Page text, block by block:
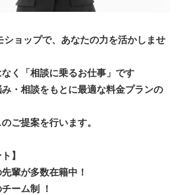
ショップで、あなたの力を活かしませ
なく「相談に乗るお仕事」です
・相談をもとに最適な料金プランの
ご提案を行います。
】
輩が多数在籍中！
ーム制 ！